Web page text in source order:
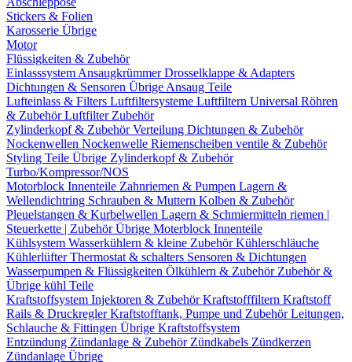
Stickers & Folien
Karosserie Übrige
Motor
Flüssigkeiten & Zubehör
Einlasssystem AnsaugkrümmerDrosselklappe & Adapters
Dichtungen & Sensoren Übrige Ansaug Teile
Lufteinlass & Filters Luftfiltersysteme Luftfiltern Universal Röhren
& ZubehörLuftfilter Zubehör
Zylinderkopf & ZubehörVerteilung Dichtungen & Zubehör
Nockenwellen Nockenwelle Riemenscheiben ventile & Zubehör
Styling Teile Übrige Zylinderkopf & Zubehör
Turbo/Kompressor/NOS
Motorblock Innenteile Zahnriemen & Pumpen Lagern &
Wellendichtring Schrauben & Muttern Kolben & Zubehör
Pleuelstangen & Kurbelwellen Lagern & Schmiermitteln riemen |
Steuerkette | ZubehörÜbrige Moterblock Innenteile
Kühlsystem Wasserkühlern & kleine ZubehörKühlerschläuche
KühlerlüfterThermostat & schalters Sensoren & Dichtungen
Wasserpumpen & Flüssigkeiten Ölkühlern & Zubehör Zubehör &
Übrige kühl Teile
Kraftstoffsystem Injektoren & ZubehörKraftstofffiltern Kraftstoff
Rails & DruckreglerKraftstofftank, Pumpe und ZubehörLeitungen,
Schlauche & Fittingen Übrige Kraftstoffsystem
Entzündung Zündanlage & Zubehör Zündkabels Zündkerzen
Zündanlage Übrige